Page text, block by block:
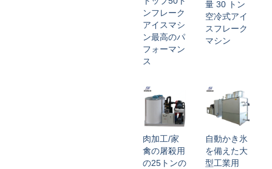
ンフレーク
アイスマシ
ン最高のパ
フォーマン
ス
量 30 トン
空冷式アイ
スフレーク
マシン
肉加工/家
禽の屠殺用
の25トンの
自動かき氷
を備えた大
型工業用